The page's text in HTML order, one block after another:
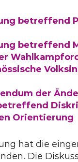
betreffend
betreffend
der
Orientierung
hat die
Die